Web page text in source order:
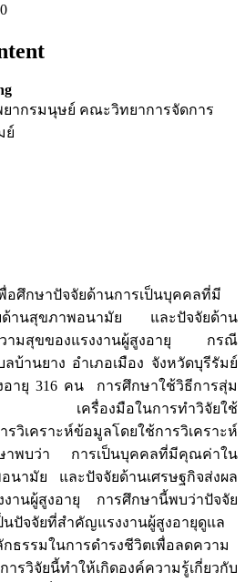
ากรมนุษย์ คณะวิทยาการจัดการ
ย์
อศึกษาปัจจัยด้านการเป็นบุคคลที่มี
นสุขภาพอนามัย และปัจจัยด้าน
วามสุขของแรงงานผู้สูงอายุ กรณี
บ้านยาง อำเภอเมือง จังหวัดบุรีรัมย์
อายุ 316 คน การศึกษาใช้วิธีการสุ่ม
จง เครื่องมือในการทำวิจัยใช้
วิเคราะห์ข้อมูลโดยใช้การวิเคราะห์
าพบว่า การเป็นบุคคลที่มีคุณค่าใน
ามัย และปัจจัยด้านเศรษฐกิจส่งผล
งานผู้สูงอายุ การศึกษานี้พบว่าปัจจัย
ปัจจัยที่สำคัญแรงงานผู้สูงอายุดูแล
ธรรมในการดำรงชีวิตเพื่อลดความ
รวิจัยนี้ทำให้เกิดองค์ความรู้เกี่ยวกับ